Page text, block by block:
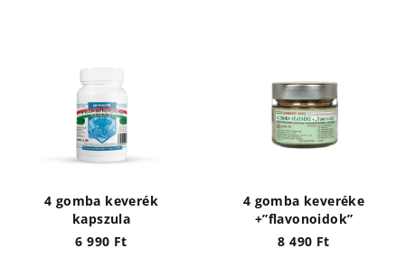
4 gomba keverék
kapszula
6 990 Ft
4 gomba keveréke
+”flavonoidok”
8 490 Ft